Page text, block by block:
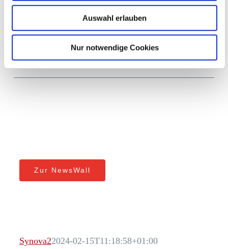
Auswahl erlauben
Nur notwendige Cookies
Mi, 15.04. Webinar » Von Datenflut zu
Datenkontrolle: SAP ILM in S/4HANA in
der Praxis
Zur NewsWall
Synova22024-02-15T11:18:58+01:00